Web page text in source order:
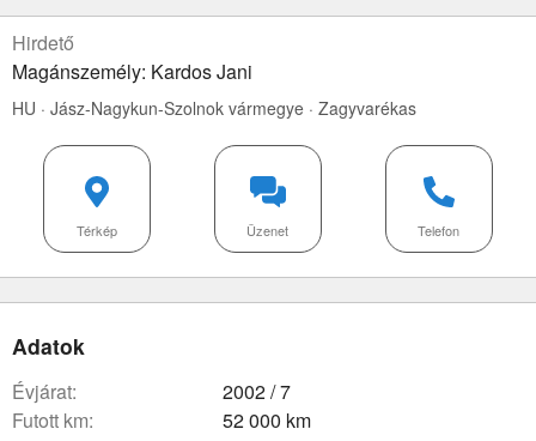
Hirdető
Magánszemély: Kardos Jani
HU · Jász-Nagykun-Szolnok vármegye · Zagyvarékas
Telefon
Üzenet
Térkép
Adatok
évjárat:
2002 / 7
futott km:
52 000 km